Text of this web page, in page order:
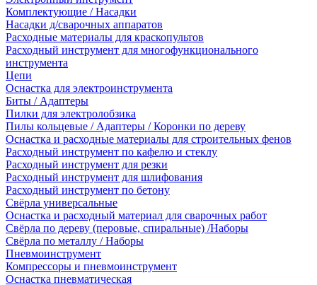
Комплектующие / Насадки
Насадки д/сварочных аппаратов
Расходные материалы для краскопультов
Расходный инструмент для многофункционального
инструмента
Цепи
Оснастка для электроинструмента
Биты / Адаптеры
Пилки для электролобзика
Пилы кольцевые / Адаптеры / Коронки по дереву
Оснастка и расходные материалы для строительных фенов
Расходный инструмент по кафелю и стеклу
Расходный инструмент для резки
Расходный инструмент для шлифования
Расходный инструмент по бетону
Свёрла универсальные
Оснастка и расходный материал для сварочных работ
Свёрла по дереву (перовые, спиральные) /Наборы
Свёрла по металлу / Наборы
Пневмоинструмент
Компрессоры и пневмоинструмент
Оснастка пневматическая